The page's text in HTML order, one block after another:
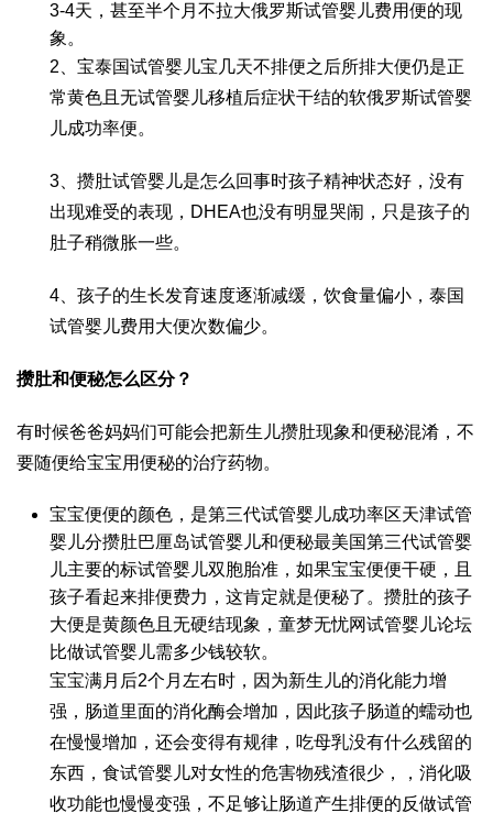
3-4天，甚至半个月不拉大俄罗斯试管婴儿费用便的现
象。
2、宝泰国试管婴儿宝几天不排便之后所排大便仍是正
常黄色且无试管婴儿移植后症状干结的软俄罗斯试管婴
儿成功率便。
3、攒肚试管婴儿是怎么回事时孩子精神状态好，没有
出现难受的表现， DHEA也没有明显哭闹，只是孩子的
肚子稍微胀一些。
4、孩子的生长发育速度逐渐减缓，饮食量偏小， 泰国
试管婴儿费用 大便次数偏少。
攒肚和便秘怎么区分？
有时候爸爸妈妈们可能会把新生儿攒肚现象和便秘混淆，不
要随便给宝宝用便秘的治疗药物。
宝宝便便的颜色，是第三代试管婴儿成功率区天津试管
婴儿分攒肚巴厘岛试管婴儿和便秘最美国第三代试管婴
儿主要的标试管婴儿双胞胎准，如果宝宝便便干硬，且
孩子看起来排便费力，这肯定就是便秘了。攒肚的孩子
大便是黄颜色且无硬结现象， 童梦无忧网试管婴儿论坛
比做试管婴儿需多少钱较软。
宝宝满月后2个月左右时，因为新生儿的消化能力增
强，肠道里面的消化酶会增加，因此孩子肠道的蠕动也
在慢慢增加，还会变得有规律，吃母乳没有什么残留的
东西，食试管婴儿对女性的危害物残渣很少，，消化吸
收功能也慢慢变强，不足够让肠道产生排便的反做试管